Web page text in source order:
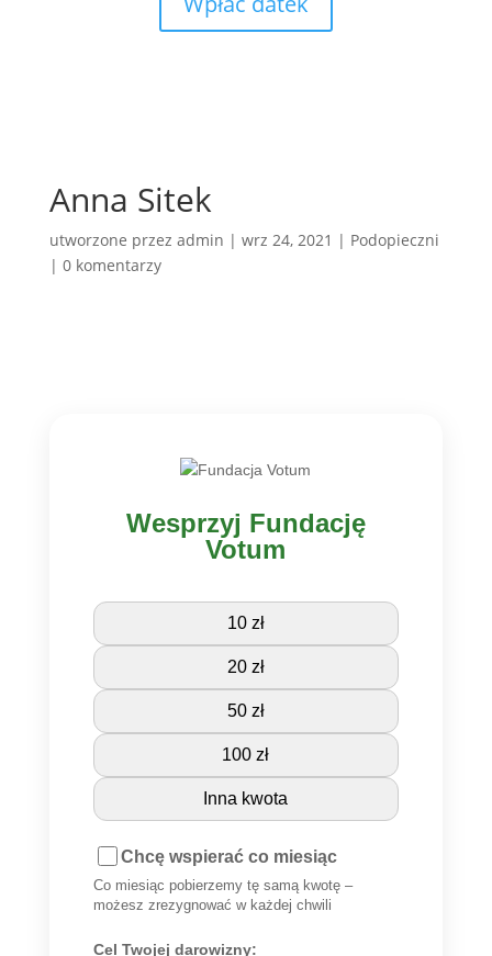
Anna Sitek
utworzone przez admin | wrz 24, 2021 | Podopieczni
| 0 komentarzy
Wesprzyj Fundację
Votum
10 zł
20 zł
50 zł
100 zł
Inna kwota
Chcę wspierać co miesiąc
Co miesiąc pobierzemy tę samą kwotę –
możesz zrezygnować w każdej chwili
Cel Twojej darowizny: